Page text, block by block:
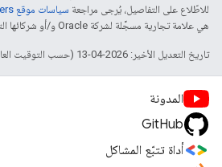
للاطّلاع على التفاصيل، يُرجى مراجعة سياسات موقع Google Developers‏
هي علامة تجارية مسجَّلة لشركة Oracle و/أو شركائها التابعين.
تاريخ التعديل الأخير: 2026-04-13 (حسب التوقيت العالمي المتفَّق عليه)
المدونة
GitHub
أداة تتبّع المشاكل